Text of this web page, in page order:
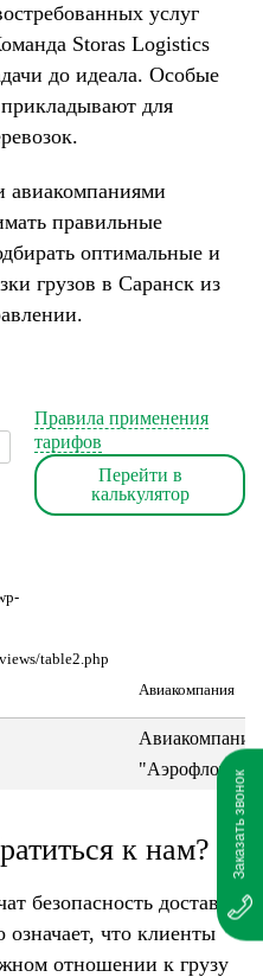
Заказать звонок
услуг
Storas Logistics
до идеала. Особые
для
авиакомпаниями
правильные
оптимальные и
грузов в Саранск из
Правила применения
тарифов
Перейти в
калькулятор
table2.php
Авиакомпания
Авиакомпания
"Аэрофлот"
к нам?
безопасность доставки
означает, что клиенты
отношении к грузу